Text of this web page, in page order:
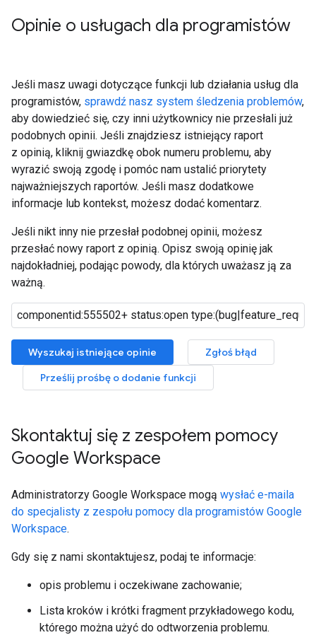
Opinie o usługach dla programistów
Jeśli masz uwagi dotyczące funkcji lub działania usług dla
programistów, sprawdź nasz system śledzenia problemów,
aby dowiedzieć się, czy inni użytkownicy nie przesłali już
podobnych opinii. Jeśli znajdziesz istniejący raport
z opinią, kliknij gwiazdkę obok numeru problemu, aby
wyrazić swoją zgodę i pomóc nam ustalić priorytety
najważniejszych raportów. Jeśli masz dodatkowe
informacje lub kontekst, możesz dodać komentarz.
Jeśli nikt inny nie przesłał podobnej opinii, możesz
przesłać nowy raport z opinią. Opisz swoją opinię jak
najdokładniej, podając powody, dla których uważasz ją za
ważną.
Wyszukaj istniejące opinie
Zgłoś błąd
Prześlij prośbę o dodanie funkcji
Skontaktuj się z zespołem pomocy
Google Workspace
Administratorzy Google Workspace mogą wysłać e-maila
do specjalisty z zespołu pomocy dla programistów Google
Workspace.
Gdy się z nami skontaktujesz, podaj te informacje:
opis problemu i oczekiwane zachowanie;
Lista kroków i krótki fragment przykładowego kodu,
którego można użyć do odtworzenia problemu.